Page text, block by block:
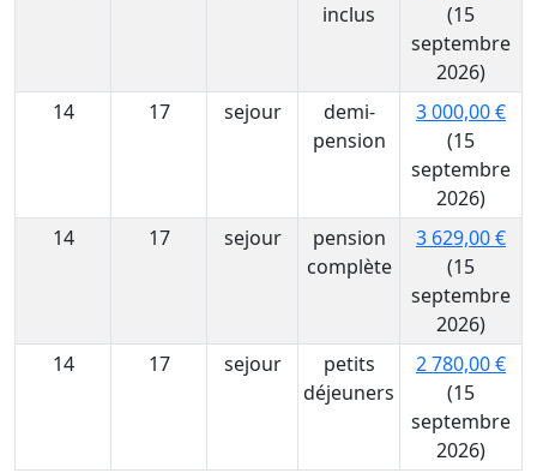
inclus
(15
septembre
2026)
14
17 sejour
demi-
pension
3 000,00 €
(15
septembre
2026)
14
17 sejour
pension
complète
3 629,00 €
(15
septembre
2026)
14
17 sejour
petits
déjeuners
2 780,00 €
(15
septembre
2026)